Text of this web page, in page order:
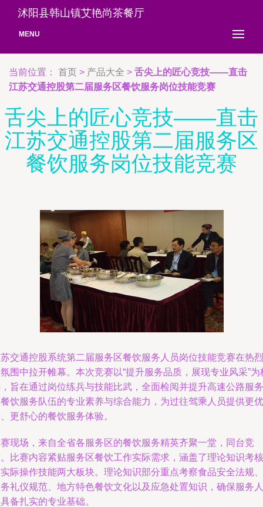
沭阳县韩山镇艾艳尚茶餐厅
MENU
当前位置： 首页 > 产品大全 > 舌尖上的匠心竞技——直击
江苏交通控股第二届服务区餐饮服务岗位技能竞赛
舌尖上的匠心竞技——直击
江苏交通控股第二届服务区
餐饮服务岗位技能竞赛
交通控股系统第二届服务区餐饮服务人员岗位技能竞赛在热烈
围中拉开帷幕。本次竞赛以“提升服务品质，展现专业风采”为
旨在通过岗位练兵与技能比武，全面检阅并提升高速公路服务
饮服务队伍的专业素养与综合能力，为过往驾乘人员提供更优
更舒心的餐饮服务体验。
现场，来自全省各服务区的餐饮服务精英齐聚一堂，同台竞
比赛内容紧贴服务区餐饮工作实际需求，涵盖了理论知识考核
际操作技能两大板块。理论知识部分重点考察食品安全法规、
礼仪规范、地方特色餐饮文化以及应急处置知识，确保服务人
备扎实的专业基础。